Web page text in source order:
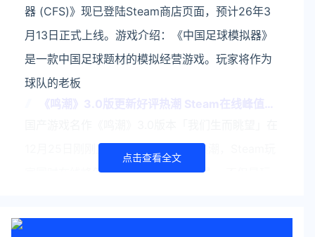
器 (CFS)》现已登陆Steam商店页面，预计26年3
月13日正式上线。游戏介绍：《中国足球模拟器》
是一款中国足球题材的模拟经营游戏。玩家将作为
球队的老板
12月25日刚刚上线，迅速引发好评热潮，Steam玩
家同时在线峰值超4万达成历史新记录。·不仅是玩
好评，本次
点击查看全文